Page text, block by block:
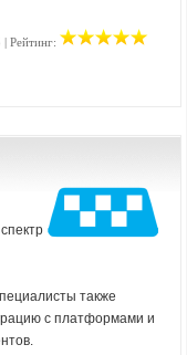
Рейтинг:
также
с платформами и